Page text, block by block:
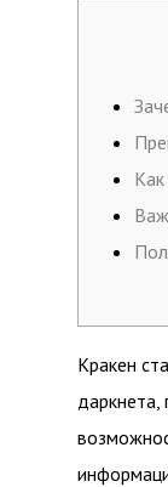
Кракен
даркнета,